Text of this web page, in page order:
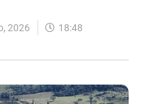
2026 18:48